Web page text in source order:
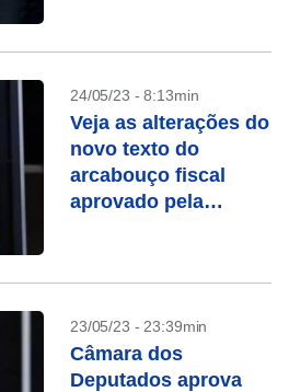
Câmara
24/05/23 - 8:13min
Veja as alterações do
novo texto do
arcabouço fiscal
aprovado pela
23/05/23 - 23:39min
Câmara dos
Deputados aprova